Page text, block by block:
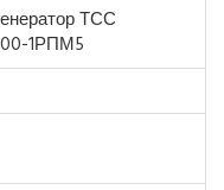
ТСС
1РПМ5